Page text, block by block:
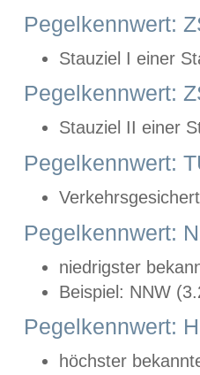
Pegelkennwert:
Stauziel I einer
Pegelkennwert:
Stauziel II einer
Pegelkennwert:
Pegelkennwert:
niedrigster
Beispiel: NNW
Pegelkennwert:
höchster